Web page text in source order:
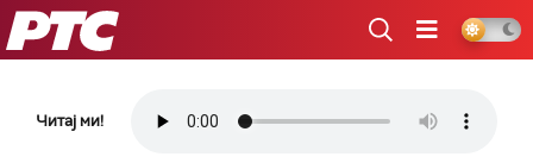
РТС
Читај ми!